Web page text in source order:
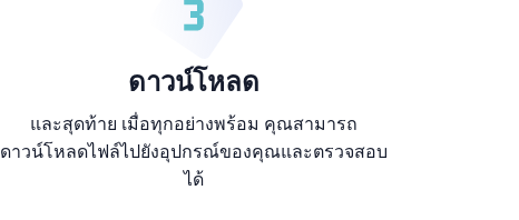
ดาวน์โหลด
และสุดท้าย เมื่อทุกอย่างพร้อม คุณสามารถ
ดาวน์โหลดไฟล์ไปยังอุปกรณ์ของคุณและตรวจสอบ
ได้